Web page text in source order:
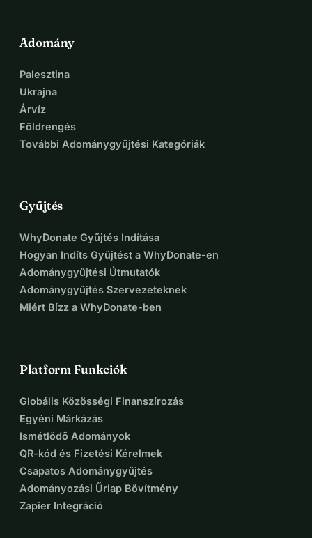
Adomány
Palesztina
Ukrajna
Árvíz
Földrengés
További Adománygyűjtési Kategóriák
Gyűjtés
WhyDonate Gyűjtés Indítása
Hogyan Indíts Gyűjtést a WhyDonate-en
Adománygyűjtési Útmutatók
Adománygyűjtés Szervezeteknek
Miért Bízz a WhyDonate-ben
Platform Funkciók
Globális Közösségi Finanszírozás
Egyéni Márkázás
Ismétlődő Adományok
QR-kód és Fizetési Kérelmek
Csapatos Adománygyűjtés
Adományozási Űrlap Bővítmény
Zapier Integráció